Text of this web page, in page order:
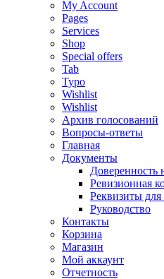
My Account
Pages
Services
Shop
Special offers
Tab
Typo
Wishlist
Wishlist
Архив голосований
Вопросы-ответы
Главная
Документы
Доверенность
Ревизионная
Реквизиты
Руководство
Контакты
Корзина
Магазин
Мой аккаунт
Отчетность